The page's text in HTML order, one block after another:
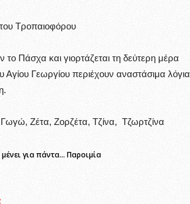
Τροπαιοφόρου
το Πάσχα και γιορτάζεται τη δεύτερη μέρα
Αγίου Γεωργίου περιέχουν αναστάσιμα λόγια
Γωγώ, Ζέτα, Ζορζέτα, Τζίνα, Τζωρτζίνα
για πάντα… Παροιμία